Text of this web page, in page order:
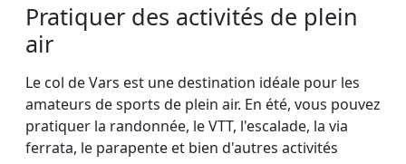
Pratiquer des activités de plein
air
Le col de Vars est une destination idéale pour les
amateurs de sports de plein air. En été, vous pouvez
pratiquer la randonnée, le VTT, l'escalade, la via
ferrata, le parapente et bien d'autres activités